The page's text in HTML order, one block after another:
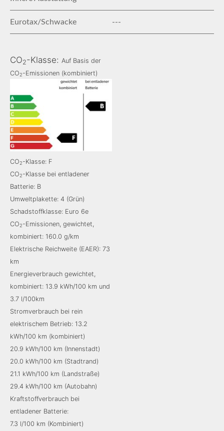
Eurotax/Schwacke ---
CO2-Klasse: Auf Basis der
CO2-Emissionen (kombiniert)
CO2-Klasse: F
CO2-Klasse bei entladener
Batterie: B
Umweltplakette: 4 (Grün)
Schadstoffklasse: Euro 6e
CO2-Emissionen, gewichtet,
kombiniert: 160.0 g/km
Elektrische Reichweite (EAER): 73
km
Energieverbrauch gewichtet,
kombiniert: 13.9 kWh/100 km und
3.7 l/100km
Stromverbrauch bei rein
elektrischem Betrieb: 13.2
kWh/100 km (kombiniert)
20.9 kWh/100 km (Innenstadt)
20.0 kWh/100 km (Stadtrand)
21.1 kWh/100 km (Landstraße)
29.4 kWh/100 km (Autobahn)
Kraftstoffverbrauch bei
entladener Batterie:
7.3 l/100 km (Kombiniert)